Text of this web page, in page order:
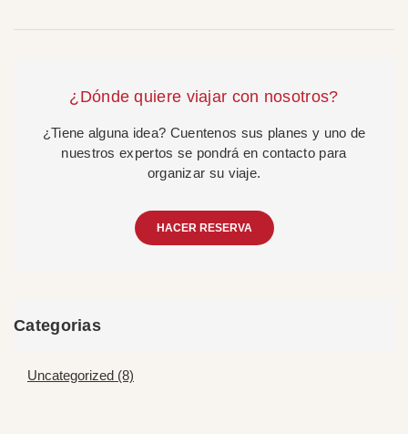
¿Dónde quiere viajar con nosotros?
¿Tiene alguna idea? Cuentenos sus planes y uno de
nuestros expertos se pondrá en contacto para
organizar su viaje.
HACER RESERVA
Categorias
Uncategorized (8)